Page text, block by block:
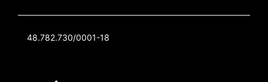
48.782.730/0001-18